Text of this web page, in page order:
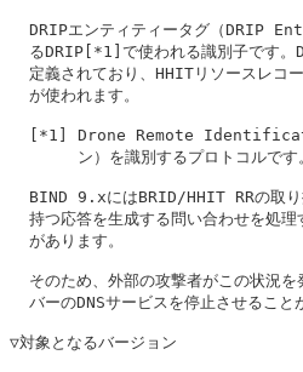
DRIPエンティティータグ（DRIP
るDRIP[*1]で使われる識別子です
定義されており、HHITリソースレコ
  が使われます。
[*1] Drone Remote
ン）を識別するプロトコルです
BIND 9.xにはBRID/HHIT RRの取り
持つ応答を生成する問い合わせを処
  があります。
そのため、外部の攻撃者がこの状況
バーのDNSサービスを停止させること
▽対象となるバージョン